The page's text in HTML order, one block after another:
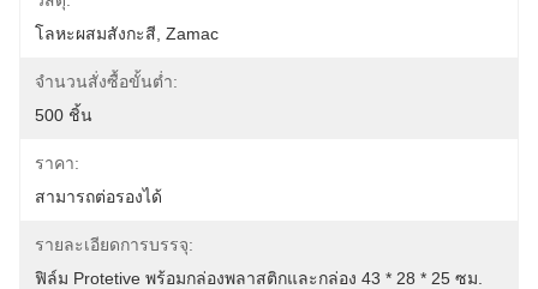
โลหะผสมสังกะสี, Zamac
จำนวนสั่งซื้อขั้นต่ำ:
500 ชิ้น
ราคา:
สามารถต่อรองได้
รายละเอียดการบรรจุ:
ฟิล์ม Protetive พร้อมกล่องพลาสติกและกล่อง 43 * 28 * 25 ซม.